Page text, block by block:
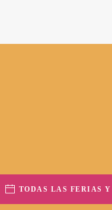
TODAS LAS FERIAS Y